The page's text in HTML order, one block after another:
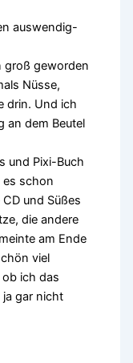
auswendig-
groß geworden
Nüsse,
drin. Und ich
an dem Beutel
und Pixi-Buch
es schon
und Süßes
die andere
am Ende
viel
ich das
gar nicht